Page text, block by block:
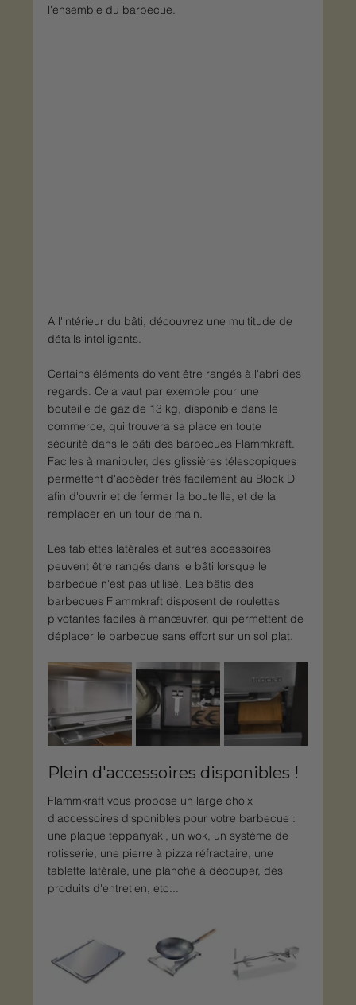
l'ensemble du barbecue.
A l'intérieur du bâti, découvrez une multitude de
détails intelligents.
Certains éléments doivent être rangés à l'abri des
regards. Cela vaut par exemple pour une
bouteille de gaz de 13 kg, disponible dans le
commerce, qui trouvera sa place en toute
sécurité dans le bâti des barbecues Flammkraft.
Faciles à manipuler, des glissières télescopiques
permettent d'accéder très facilement au Block D
afin d'ouvrir et de fermer la bouteille, et de la
remplacer en un tour de main.
Les tablettes latérales et autres accessoires
peuvent être rangés dans le bâti lorsque le
barbecue n'est pas utilisé. Les bâtis des
barbecues Flammkraft disposent de roulettes
pivotantes faciles à manœuvrer, qui permettent de
déplacer le barbecue sans effort sur un sol plat.
Plein d'accessoires disponibles !
Flammkraft vous propose un large choix
d'accessoires disponibles pour votre barbecue :
une plaque teppanyaki, un wok, un système de
rotisserie, une pierre à pizza réfractaire, une
tablette latérale, une planche à découper, des
produits d'entretien, etc...